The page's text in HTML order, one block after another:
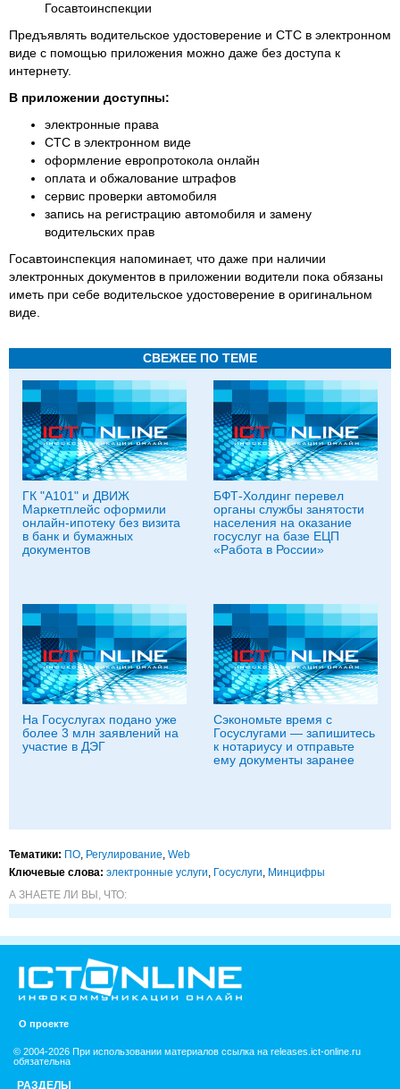
Госавтоинспекции
Предъявлять водительское удостоверение и СТС в электронном
виде с помощью приложения можно даже без доступа к
интернету.
В приложении доступны:
электронные права
СТС в электронном виде
оформление европротокола онлайн
оплата и обжалование штрафов
сервис проверки автомобиля
запись на регистрацию автомобиля и замену
водительских прав
Госавтоинспекция напоминает, что даже при наличии
электронных документов в приложении водители пока обязаны
иметь при себе водительское удостоверение в оригинальном
виде.
СВЕЖЕЕ ПО ТЕМЕ
ГК "А101" и ДВИЖ
Маркетплейс оформили
онлайн-ипотеку без визита
в банк и бумажных
документов
БФТ-Холдинг перевел
органы службы занятости
населения на оказание
госуслуг на базе ЕЦП
«Работа в России»
На Госуслугах подано уже
более 3 млн заявлений на
участие в ДЭГ
Сэкономьте время с
Госуслугами — запишитесь
к нотариусу и отправьте
ему документы заранее
Тематики: ПО, Регулирование, Web
Ключевые слова: электронные услуги, Госуслуги, Минцифры
А ЗНАЕТЕ ЛИ ВЫ, ЧТО:
О проекте
© 2004-2026 При использовании материалов ссылка на releases.ict-online.ru
обязательна
РАЗДЕЛЫ